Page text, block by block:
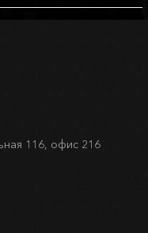
116, офис 216